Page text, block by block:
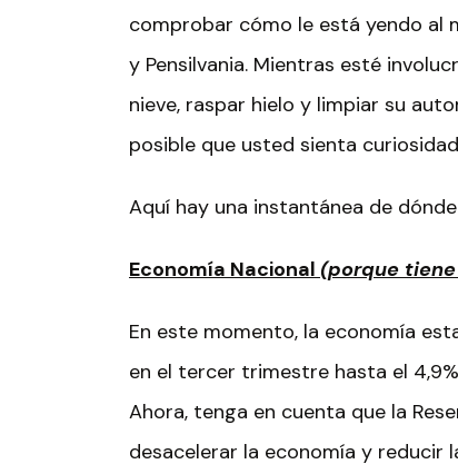
comprobar cómo le está yendo al
y Pensilvania. Mientras esté
nieve, raspar hielo y limpiar su
posible que usted sienta
Aquí hay una instantánea de
Economía Nacional (porque
En este momento, la economía
en el tercer trimestre hasta el
Ahora, tenga en cuenta que la
desacelerar la economía y reducir